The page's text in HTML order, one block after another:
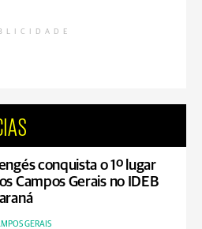
conquista o 1º lugar
Campos Gerais no IDEB
GERAIS